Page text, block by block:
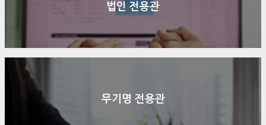
법인 전용관
무기명 전용관